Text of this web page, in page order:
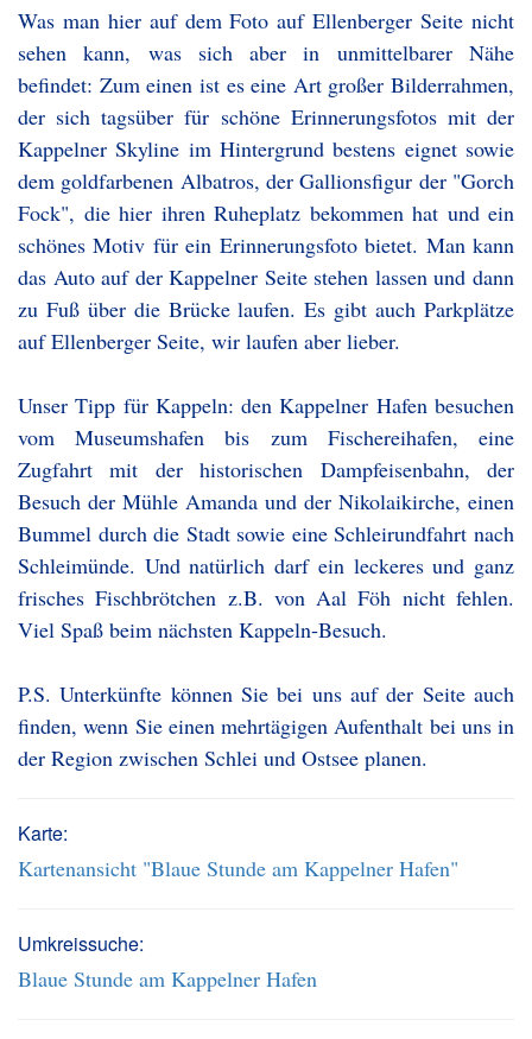
Was man hier auf dem Foto auf Ellenberger Seite nicht
sehen kann, was sich aber in unmittelbarer Nähe
befindet: Zum einen ist es eine Art großer Bilderrahmen,
der sich tagsüber für schöne Erinnerungsfotos mit der
Kappelner Skyline im Hintergrund bestens eignet sowie
dem goldfarbenen Albatros, der Gallionsfigur der "Gorch
Fock", die hier ihren Ruheplatz bekommen hat und ein
schönes Motiv für ein Erinnerungsfoto bietet. Man kann
das Auto auf der Kappelner Seite stehen lassen und dann
zu Fuß über die Brücke laufen. Es gibt auch Parkplätze
auf Ellenberger Seite, wir laufen aber lieber.
Unser Tipp für Kappeln: den Kappelner Hafen besuchen
vom Museumshafen bis zum Fischereihafen, eine
Zugfahrt mit der historischen Dampfeisenbahn, der
Besuch der Mühle Amanda und der Nikolaikirche, einen
Bummel durch die Stadt sowie eine Schleirundfahrt nach
Schleimünde. Und natürlich darf ein leckeres und ganz
frisches Fischbrötchen z.B. von Aal Föh nicht fehlen.
Viel Spaß beim nächsten Kappeln-Besuch.
P.S. Unterkünfte können Sie bei uns auf der Seite auch
finden, wenn Sie einen mehrtägigen Aufenthalt bei uns in
der Region zwischen Schlei und Ostsee planen.
Karte:
Kartenansicht "Blaue Stunde am Kappelner Hafen"
Umkreissuche:
Blaue Stunde am Kappelner Hafen